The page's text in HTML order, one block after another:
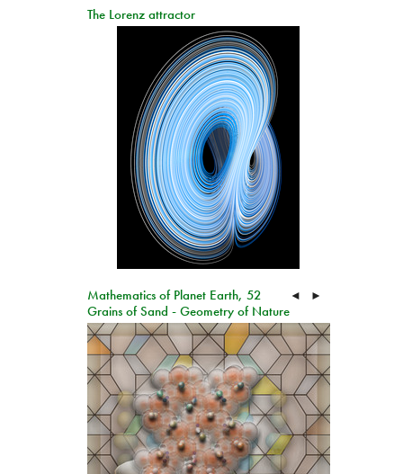
The Lorenz attractor
Mathematics of Planet Earth, 52
Grains of Sand - Geometry of Nature
◄ ►